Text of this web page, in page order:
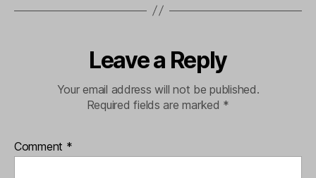
Leave a Reply
Your email address will not be published.
Required fields are marked *
Comment *